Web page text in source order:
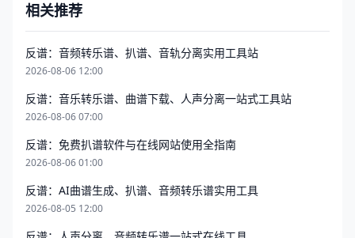
相关推荐
反谱：音频转乐谱、扒谱、音轨分离实用工具站
2026-08-06 12:00
反谱：音乐转乐谱、曲谱下载、人声分离一站式工具站
2026-08-06 07:00
反谱：免费扒谱软件与在线网站使用全指南
2026-08-06 01:00
反谱：AI曲谱生成、扒谱、音频转乐谱实用工具
2026-08-05 12:00